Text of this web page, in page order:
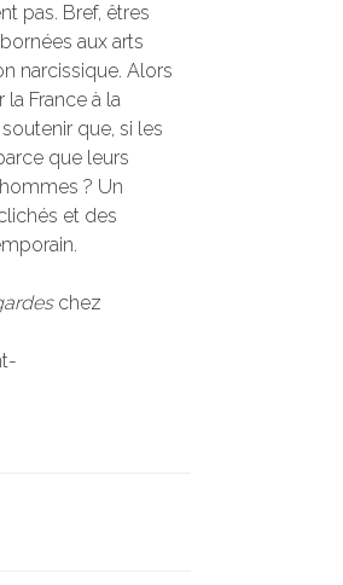
pas. Bref, êtres
aux arts
narcissique. Alors
France à la
que, si les
que leurs
? Un
et des
chez